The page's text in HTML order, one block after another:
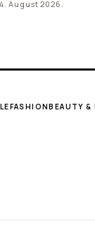
4. August 2026.
FASHIONBEAUTY &